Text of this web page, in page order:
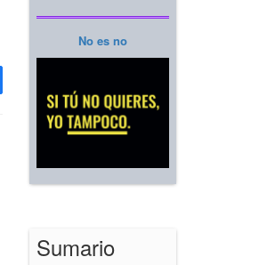
No es no
Sumario